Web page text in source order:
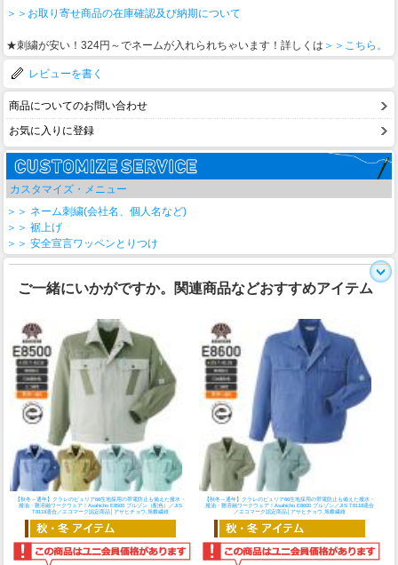
＞＞お取り寄せ商品の在庫確認及び納期について
★刺繍が安い！324円～でネームが入れられちゃいます！詳しくは ＞＞こちら。
レビューを書く
商品についてのお問い合わせ
お気に入りに登録
カスタマイズ・メニュー
＞＞ ネーム刺繍(会社名、個人名など)
＞＞ 裾上げ
＞＞ 安全宣言ワッペンとりつけ
ご一緒にいかがですか。関連商品などおすすめアイテム
【秋冬～通年】クラレのピュリア66生地採用の帯電防止も備えた撥水・
撥油・難溶融ワークウェア！Asahicho E8500 ブルゾン（配色）／JIS
T8118適合／エコマーク認定商品│アサヒチョウ,旭蝶繊維
【秋冬～通年】クラレのピュリア66生地採用の帯電防止も備えた撥水・
撥油・難溶融ワークウェア！ Asahicho E8600 ブルゾン／JIS T8118適合
／エコマーク認定商品│アサヒチョウ,旭蝶繊維